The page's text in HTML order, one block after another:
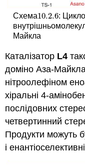
Схема10.2.6
10.2.6:
Майкла
Каталізатор L4
доміно Аза-
нітроолефіном
хіральні 4-
послідовних
четвертинний
Продукти можуть
і